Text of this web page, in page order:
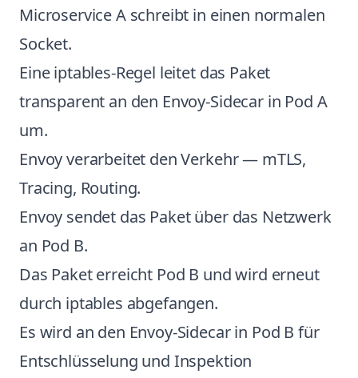
Microservice A schreibt in einen normalen
Socket.
Eine iptables-Regel leitet das Paket
transparent an den Envoy-Sidecar in Pod A
um.
Envoy verarbeitet den Verkehr — mTLS,
Tracing, Routing.
Envoy sendet das Paket über das Netzwerk
an Pod B.
Das Paket erreicht Pod B und wird erneut
durch iptables abgefangen.
Es wird an den Envoy-Sidecar in Pod B für
Entschlüsselung und Inspektion